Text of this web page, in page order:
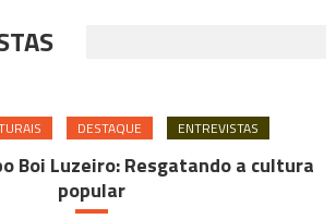
DESTAQUE ENTREVISTAS
Boi Luzeiro: Resgatando a cultura
popular